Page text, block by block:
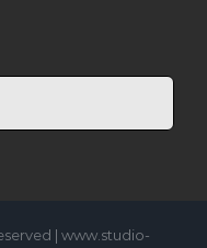
| www.studio-